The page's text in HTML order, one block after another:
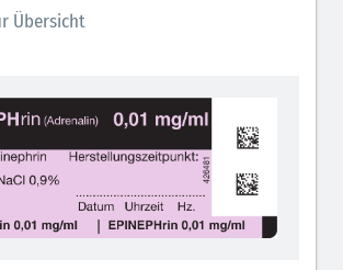
Antagonisten (rot schraffiert): DIVI
(hellblau)
(grau)
(hellviolett)
Vasodilatantien (hellviolett
Übersicht